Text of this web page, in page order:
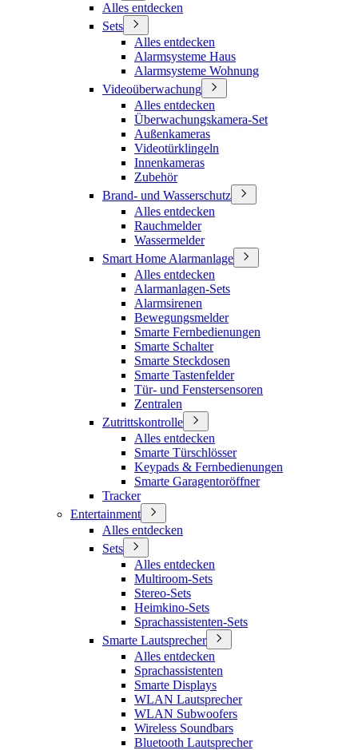
Alles entdecken
Sets
Alles entdecken
Alarmsysteme Haus
Alarmsysteme Wohnung
Videoüberwachung
Alles entdecken
Überwachungskamera-Set
Außenkameras
Videotürklingeln
Innenkameras
Zubehör
Brand- und Wasserschutz
Alles entdecken
Rauchmelder
Wassermelder
Smart Home Alarmanlage
Alles entdecken
Alarmanlagen-Sets
Alarmsirenen
Bewegungsmelder
Smarte Fernbedienungen
Smarte Schalter
Smarte Steckdosen
Smarte Tastenfelder
Tür- und Fenstersensoren
Zentralen
Zutrittskontrolle
Alles entdecken
Smarte Türschlösser
Keypads & Fernbedienungen
Smarte Garagentoröffner
Tracker
Entertainment
Alles entdecken
Sets
Alles entdecken
Multiroom-Sets
Stereo-Sets
Heimkino-Sets
Sprachassistenten-Sets
Smarte Lautsprecher
Alles entdecken
Sprachassistenten
Smarte Displays
WLAN Lautsprecher
WLAN Subwoofers
Wireless Soundbars
Bluetooth Lautsprecher